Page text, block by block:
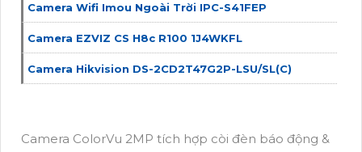
Camera Wifi Imou Ngoài Trời IPC-S41FEP
Camera EZVIZ CS H8c R100 1J4WKFL
Camera Hikvision DS-2CD2T47G2P-LSU/SL(C)
Camera ColorVu 2MP tích hợp còi đèn báo động &